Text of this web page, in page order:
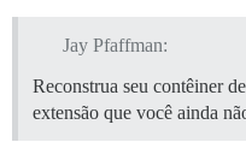
Jay Pfaffman:
Reconstrua seu contêiner
extensão que você ainda